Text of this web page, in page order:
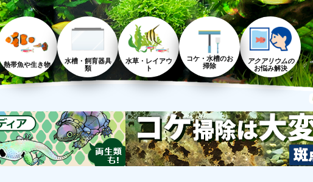
熱帯魚や生き物
水槽・飼育器具
類
水草・レイアウ
ト
コケ・水槽のお
掃除
アクアリウムの
お悩み解決